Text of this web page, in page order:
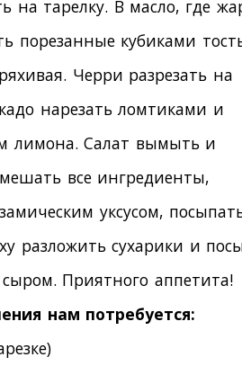
на тарелку. В масло, где
порезанные кубиками
Черри разрезать на
нарезать ломтиками и
лимона. Салат вымыть и
все ингредиенты,
уксусом,
разложить сухарики и
Приятного аппетита!
нам потребуется: